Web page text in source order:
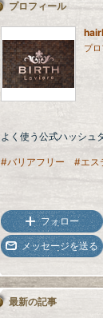
プロフィール
プ
よく使う公式ハッシュ
#バリアフリー #エス
フォロー
メッセージを送る
最新の記事